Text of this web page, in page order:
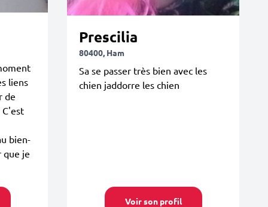
liens
de
bien-
que je
Prescilia
80400, Ham
Sa se passer très bien avec les
chien jaddorre les chien
Voir son profil